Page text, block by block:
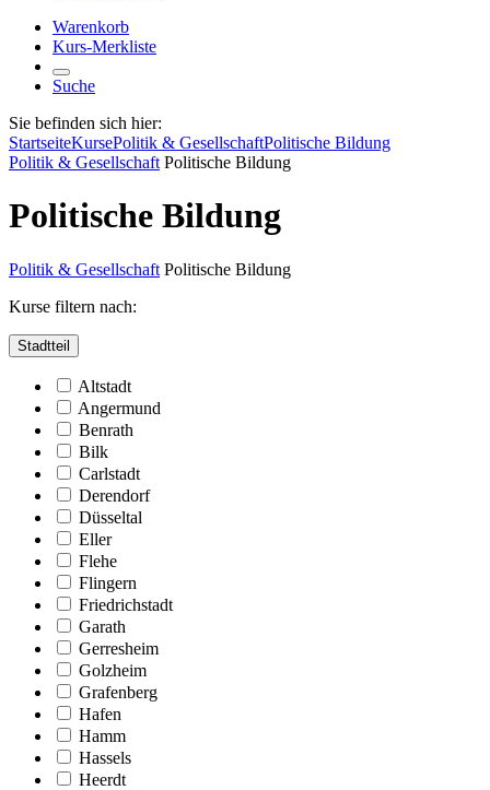
Warenkorb
Kurs-Merkliste
Suche
Sie befinden sich hier:
StartseiteKursePolitik & GesellschaftPolitische Bildung
Politik & Gesellschaft Politische Bildung
Politische Bildung
Politik & Gesellschaft Politische Bildung
Kurse filtern nach:
Stadtteil
Altstadt
Angermund
Benrath
Bilk
Carlstadt
Derendorf
Düsseltal
Eller
Flehe
Flingern
Friedrichstadt
Garath
Gerresheim
Golzheim
Grafenberg
Hafen
Hamm
Hassels
Heerdt